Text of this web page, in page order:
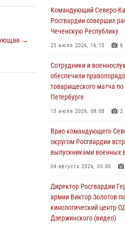
→
06 августа 2026, 21:01
В Нижнем Новгороде
Всероссийское
охраны Росгвардии
06 августа 2026, 14:47
В Брянске сотрудники и
Росгвардии почтили
06 августа 2026, 14:36
В кинологическом
Росгвардии почтили
06 августа 2026, 13:29
В Центральном округе
мероприятия к
Командующий Северо-
Росгвардии совершил
Чеченскую Республику
23 июля 2026, 16:10 6
Сотрудники и
обеспечили
товарищеского матча
Петербурге
13 июля 2026, 08:08 2
Врио командующего
округом Росгвардии
выпускниками военных
04 августа 2026, 05:00
Директор Росгвардии
армии Виктор Золотов
кинологический центр
Дзержинского (видео)